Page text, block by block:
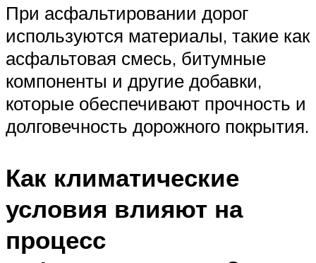
При асфальтировании дорог
используются материалы, такие как
асфальтовая смесь, битумные
компоненты и другие добавки,
которые обеспечивают прочность и
долговечность дорожного покрытия.
Как климатические
условия влияют на
процесс